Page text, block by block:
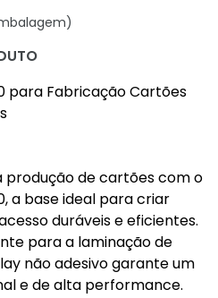
para Fabricação Cartões
produção de cartões com o
a base ideal para criar
duráveis e eficientes.
para a laminação de
não adesivo garante um
e de alta performance.